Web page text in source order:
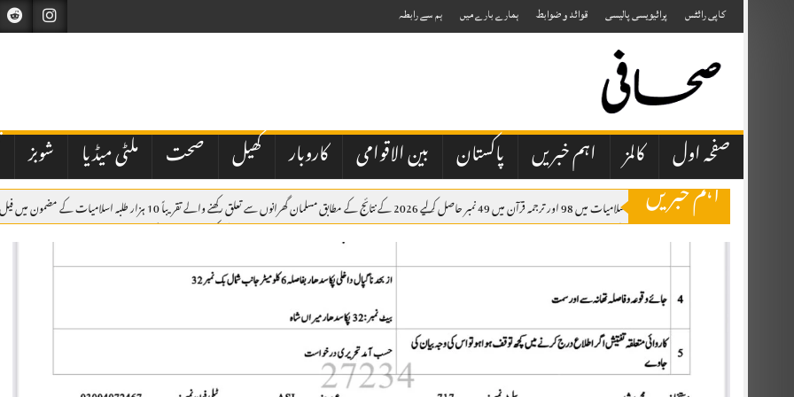
to
content
کاپی رائٹس پرائیویسی پالیسی قوائد و ضوابط ہمارے بارے میں ہم سے رابطہ
صفحہ اول کالمز اہم خبریں پاکستان بین الاقوامی کاروبار کھیل صحت ملٹی میڈیا شوبز
اہم خبریں
سکھ طالب علم نے اسلامیات میں 98 اور ترجمہ قرآن میں 49 نمبر حاصل کرلیے 2026 کے نتائج کے مطابق مسلمان گھرانوں سے تعلق رکھنے والے تقریباً 10 ہزار طلبہ اسلامیات کے مضمون میں فیل ہوئے ہیں۔
بہارہ کہو میں 21 سالہ لڑکی مبینہ طور پر اغوا، 20 سے 25 افراد پر تشدد کا الزام لوک ورثہ میں 59 ملازمین کو 53 لاکھ روپے کے کیش ایڈوانس کا انکشاف، قانونی منظوری نہ ہونے کا اعتراف
چکوال شیلٹر ہوم میں ایم فل طالب علم کی بطور خاکروب تعیناتی، حاضری اور بھرتی کے نظام پر سوالات اٹھ گئے پاکستان مشن انٹرنیشنل کا سالانہ جنرل اجلاس، شکیل احمد صدر، ہما اشعر جنرل سیکرٹری 4 سال کے